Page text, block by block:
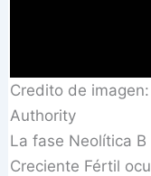
Credito de
Authority
La fase Neolítica
Creciente Fértil